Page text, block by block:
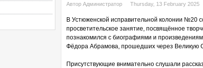
Автор Администратор Thursday, 13 February 2025
В Устюженской исправительной колонии №20
просветительское занятие, посвящённое
познакомился с биографиями и
Фёдора Абрамова, прошедших через Великую
Присутствующие внимательно слушали